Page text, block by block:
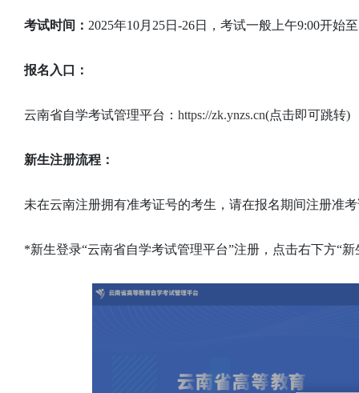
考试时间： 2025年10月25日-26日，考试一般上午9:00开始
报名入口：
云南省自学考试管理平台： https://zk.ynzs.cn(点击即可跳转)
新生注册流程：
未在云南注册拥有准考证号的考生，请在报名期间注册准
*新生登录“云南省自学考试管理平台”注册，点击右下方“